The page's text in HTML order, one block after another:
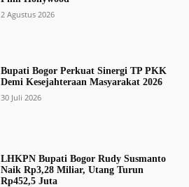
2 Agustus 2026
Bupati Bogor Perkuat Sinergi TP PKK
Demi Kesejahteraan Masyarakat 2026
30 Juli 2026
LHKPN Bupati Bogor Rudy Susmanto
Naik Rp3,28 Miliar, Utang Turun
Rp452,5 Juta